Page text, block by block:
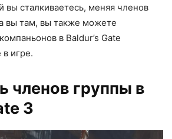
вы сталкиваетесь, меняя членов
вы там, вы также можете
в Baldur’s Gate
игре.
членов группы в
3